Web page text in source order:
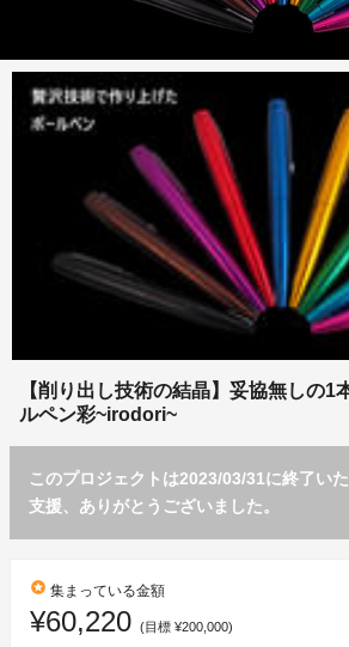
【削り出し技術の結晶】妥協無しの1
ルペン彩~irodori~
このプロジェクトは2023/03/31に終了い
支援、ありがとうございました。
stars 集まっている金額
¥60,220 (目標 ¥200,000)